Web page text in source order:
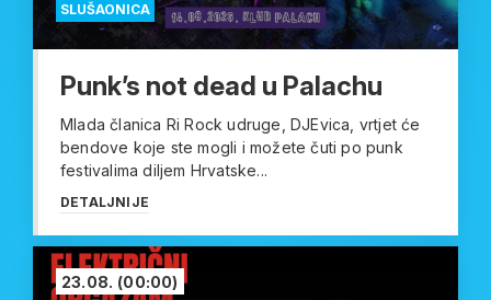
SLUŠAONICA
Punk’s not dead u Palachu
Mlada članica Ri Rock udruge, DJEvica, vrtjet će
bendove koje ste mogli i možete čuti po punk
festivalima diljem Hrvatske...
DETALJNIJE
23.08. (00:00)